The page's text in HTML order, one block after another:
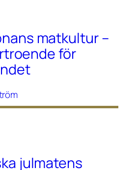
matkultur –
för
julmatens